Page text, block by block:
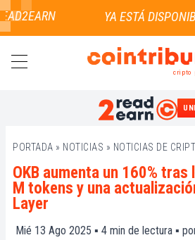
cripto
PORTADA » NOTICIAS » NOTICIAS DE
OKB aumenta un 160% tras
M tokens y una
Layer
Mié 13 Ago 2025 ▪ 4 min de lectura ▪